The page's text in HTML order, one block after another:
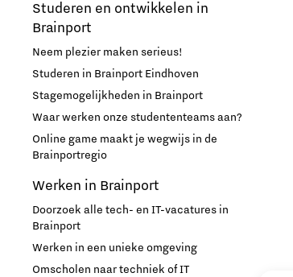
Integrated Photonics
The Gate voor tech startups
Hoe bescherm ik mijn idee?
Brainport Networking Financials
Studeren en ontwikkelen in
Brainport
Neem plezier maken serieus!
Studeren in Brainport Eindhoven
Stagemogelijkheden in Brainport
Waar werken onze studententeams aan?
Online game maakt je wegwijs in de
Brainportregio
Werken in Brainport
Doorzoek alle tech- en IT-vacatures in
Brainport
Werken in een unieke omgeving
Omscholen naar techniek of IT